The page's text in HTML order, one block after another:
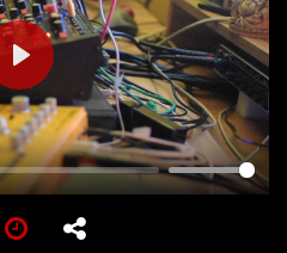
PLAY